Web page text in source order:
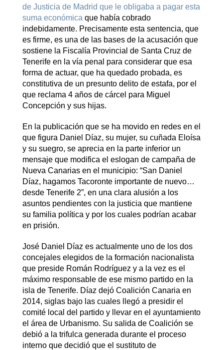
de Justicia de Madrid que le obligaba a pagar esta
suma económica que había cobrado
indebidamente. Precisamente esta sentencia, que
es firme, es una de las bases de la acusación que
sostiene la Fiscalía Provincial de Santa Cruz de
Tenerife en la vía penal para considerar que esa
forma de actuar, que ha quedado probada, es
constitutiva de un presunto delito de estafa, por el
que reclama 4 años de cárcel para Miguel
Concepción y sus hijas.
En la publicación que se ha movido en redes en el
que figura Daniel Díaz, su mujer, su cuñada Eloísa
y su suegro, se aprecia en la parte inferior un
mensaje que modifica el eslogan de campaña de
Nueva Canarias en el municipio: “San Daniel
Díaz, hagamos Tacoronte importante de nuevo…
desde Tenerife 2”, en una clara alusión a los
asuntos pendientes con la justicia que mantiene
su familia política y por los cuales podrían acabar
en prisión.
José Daniel Díaz es actualmente uno de los dos
concejales elegidos de la formación nacionalista
que preside Román Rodríguez y a la vez es el
máximo responsable de ese mismo partido en la
isla de Tenerife. Díaz dejó Coalición Canaria en
2014, siglas bajo las cuales llegó a presidir el
comité local del partido y llevar en el ayuntamiento
el área de Urbanismo. Su salida de Coalición se
debió a la trifulca generada durante el proceso
interno que decidió que el sustituto de